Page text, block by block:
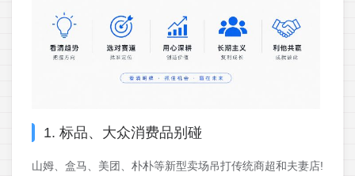
1. 标品、大众消费品别碰
山姆、盒马、美团、朴朴等新型卖场吊打传统商超和夫妻店!